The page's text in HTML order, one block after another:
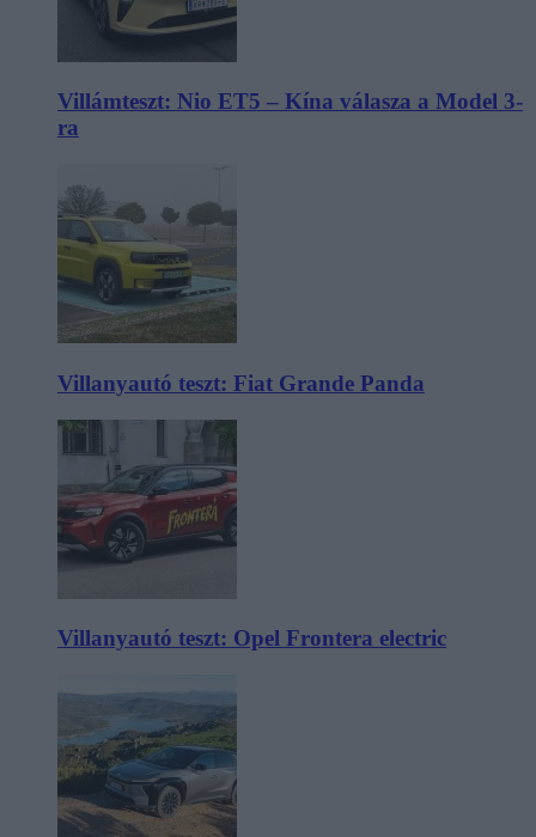
Villámteszt: Nio ET5 – Kína válasza a Model 3-
ra
Villanyautó teszt: Fiat Grande Panda
Villanyautó teszt: Opel Frontera electric